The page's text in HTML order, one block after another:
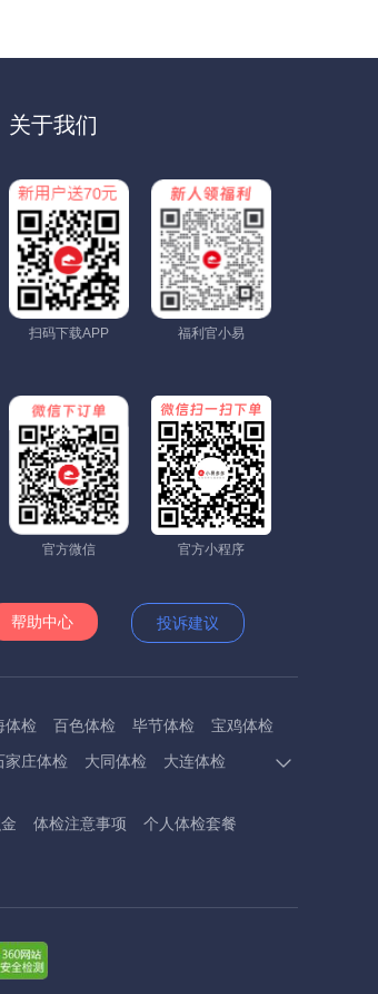
关于我们
扫码下载APP 福利官小易
官方微信 官方小程序
帮助中心 投诉建议
体检 百色体检 毕节体检
宝鸡体检
家庄体检 大同体检
大连体检
呼伦贝尔体检
葫芦岛体检
检 吉安体检 济南体检
济宁体检
检 连云港体检
陇南体检
体检注意事项
个人体检套餐